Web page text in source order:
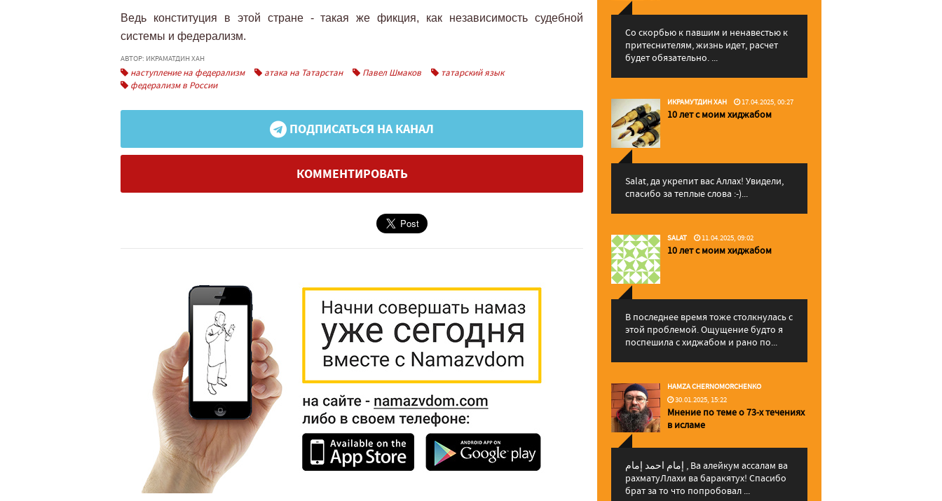
Ведь конституция в этой стране - такая же фикция, как независимость судебной
системы и федерализм.
АВТОР: ИКРАМАТДИН ХАН
наступление на федерализм атака на Татарстан Павел Шмаков
татарский язык
федерализм в России
ПОДПИСАТЬСЯ НА КАНАЛ
КОММЕНТИРОВАТЬ
Со скорбью к павшим и ненавестью к
притеснителям, жизнь идет, расчет
будет обязательно. ...
ИКРАМУТДИН ХАН 17.04.2025, 00:27
10 лет с моим хиджабом
Salat, да укрепит вас Аллаx! Увидели,
спасибо за теплые слова :-)...
SALAT 11.04.2025, 09:02
10 лет с моим хиджабом
В последнее время тоже столкнулась с
этой проблемой. Ощущение будто я
поспешила с хиджабом и рано по...
HAMZA CHERNOMORCHENKO
30.01.2025, 15:22
Мнение по теме о 73-х течениях
в исламе
إمام احمد إمام , Ва алейкум ассалам ва
рахматуЛлахи ва баракятух! Спасибо
брат за то что попробовал ...